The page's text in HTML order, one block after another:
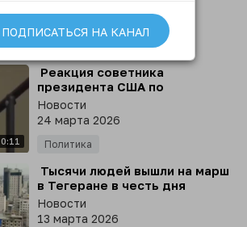
палестинцев
События в Мире
0:11
⁣ Реакция советника
президента США по
нацбезопасности Стивена
Миллера во время слов Трампа
о победоносной войне с
Ираном
Новости
24 марта 2026
Политика
⁣ Тысячи людей вышли на марш
в Тегеране в честь дня
солидарности с борьбой
палестинцев за независимость
Новости
13 марта 2026
ПОДПИСАТЬСЯ НА КАНАЛ